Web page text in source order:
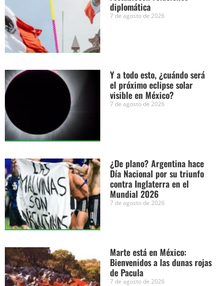
diplomática
7 de agosto de 2026
Y a todo esto, ¿cuándo será
el próximo eclipse solar
visible en México?
7 de agosto de 2026
¿De plano? Argentina hace
Día Nacional por su triunfo
contra Inglaterra en el
Mundial 2026
7 de agosto de 2026
Marte está en México:
Bienvenidos a las dunas rojas
de Pacula
7 de agosto de 2026